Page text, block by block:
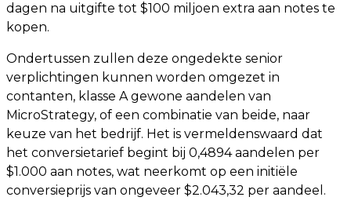
dagen na uitgifte tot $100 miljoen extra aan notes te
kopen.
Ondertussen zullen deze ongedekte senior
verplichtingen kunnen worden omgezet in
contanten, klasse A gewone aandelen van
MicroStrategy, of een combinatie van beide, naar
keuze van het bedrijf. Het is vermeldenswaard dat
het conversietarief begint bij 0,4894 aandelen per
$1.000 aan notes, wat neerkomt op een initiële
conversieprijs van ongeveer $2.043,32 per aandeel.